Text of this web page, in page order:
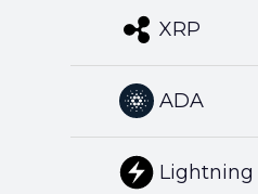
XRP
ADA
Lightning